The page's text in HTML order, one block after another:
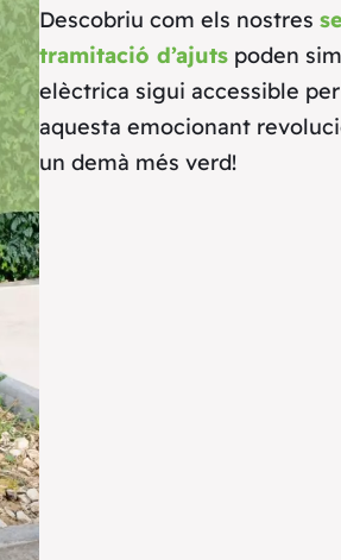
Descobriu com els nostres
tramitació d’ajuts poden
elèctrica sigui accessible
aquesta emocionant
un demà més verd!